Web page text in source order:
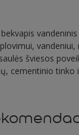
šviesos
cementinio tinko